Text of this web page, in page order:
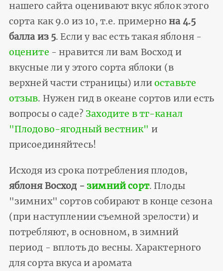
нашего сайта оценивают вкус яблок этого
сорта как 9.0 из 10, т.е. примерно на 4.5
балла из 5. Если у вас есть такая яблоня -
оцените - нравится ли вам Восход и
вкусные ли у этого сорта яблоки (в
верхней части страницы) или оставьте
отзыв. Нужен гид в океане сортов или есть
вопросы о саде? Заходите в тг-канал
"Плодово-ягодный вестник" и
присоединяйтесь!
Исходя из срока потребления плодов,
яблоня Восход - зимний сорт. Плоды
"зимних" сортов собирают в конце сезона
(при наступлении съемной зрелости) и
потребляют, в основном, в зимний
период - вплоть до весны. Характерного
для сорта вкуса и аромата